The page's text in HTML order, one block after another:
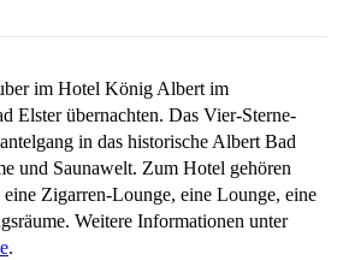
im Hotel König Albert im
Elster übernachten. Das Vier-Sterne-
in das historische Albert Bad
und Saunawelt. Zum Hotel gehören
eine Zigarren-Lounge, eine Lounge, eine
Weitere Informationen unter
.